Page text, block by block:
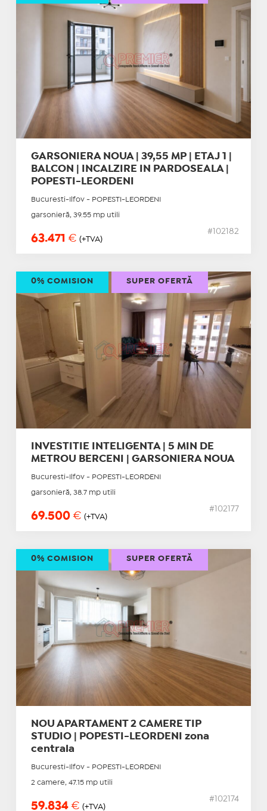
GARSONIERA NOUA | 39,55 MP | ETAJ 1 |
BALCON | INCALZIRE IN PARDOSEALA |
POPESTI-LEORDENI
Bucuresti-Ilfov - POPESTI-LEORDENI
garsonieră, 39.55 mp utili
63.471 € (+TVA)
#102182
INVESTITIE INTELIGENTA | 5 MIN DE
METROU BERCENI | GARSONIERA NOUA
Bucuresti-Ilfov - POPESTI-LEORDENI
garsonieră, 38.7 mp utili
69.500 € (+TVA)
#102177
0% COMISION SUPER OFERTĂ
NOU APARTAMENT 2 CAMERE TIP
STUDIO | POPESTI-LEORDENI zona
centrala
Bucuresti-Ilfov - POPESTI-LEORDENI
2 camere, 47.15 mp utili
59.834 € (+TVA)
#102174
0% COMISION SUPER OFERTĂ